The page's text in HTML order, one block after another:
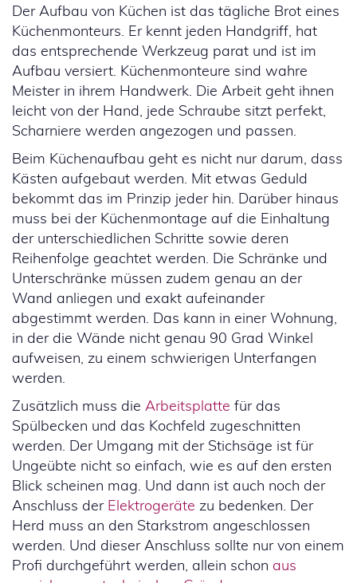
Der Aufbau von Küchen ist das tägliche Brot eines
Küchenmonteurs. Er kennt jeden Handgriff, hat
das entsprechende Werkzeug parat und ist im
Aufbau versiert. Küchenmonteure sind wahre
Meister in ihrem Handwerk. Die Arbeit geht ihnen
leicht von der Hand, jede Schraube sitzt perfekt,
Scharniere werden angezogen und passen.
Beim Küchenaufbau geht es nicht nur darum, dass
Kästen aufgebaut werden. Mit etwas Geduld
bekommt das im Prinzip jeder hin. Darüber hinaus
muss bei der Küchenmontage auf die Einhaltung
der unterschiedlichen Schritte sowie deren
Reihenfolge geachtet werden. Die Schränke und
Unterschränke müssen zudem genau an der
Wand anliegen und exakt aufeinander
abgestimmt werden. Das kann in einer Wohnung,
in der die Wände nicht genau 90 Grad Winkel
aufweisen, zu einem schwierigen Unterfangen
werden.
Zusätzlich muss die Arbeitsplatte für das
Spülbecken und das Kochfeld zugeschnitten
werden. Der Umgang mit der Stichsäge ist für
Ungeübte nicht so einfach, wie es auf den ersten
Blick scheinen mag. Und dann ist auch noch der
Anschluss der Elektrogeräte zu bedenken. Der
Herd muss an den Starkstrom angeschlossen
werden. Und dieser Anschluss sollte nur von einem
Profi durchgeführt werden, allein schon aus